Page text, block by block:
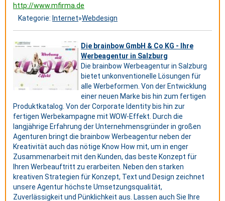
http://www.mfirma.de
Kategorie: Internet»Webdesign
Die brainbow GmbH & Co KG - Ihre
Werbeagentur in Salzburg
Die brainbow Werbeagentur in Salzburg
bietet unkonventionelle Lösungen für
alle Werbeformen. Von der Entwicklung
einer neuen Marke bis hin zum fertigen
Produktkatalog. Von der Corporate Identity bis hin zur
fertigen Werbekampagne mit WOW-Effekt. Durch die
langjährige Erfahrung der Unternehmensgründer in großen
Agenturen bringt die brainbow Werbeagentur neben der
Kreativität auch das nötige Know How mit, um in enger
Zusammenarbeit mit den Kunden, das beste Konzept für
Ihren Werbeauftritt zu erarbeiten. Neben den starken
kreativen Strategien für Konzept, Text und Design zeichnet
unsere Agentur höchste Umsetzungsqualität,
Zuverlässigkeit und Pünklichkeit aus. Lassen auch Sie Ihre